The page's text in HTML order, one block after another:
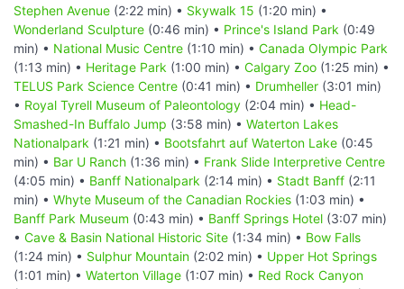
Stephen Avenue (2:22 min) • Skywalk 15 (1:20 min) •
Wonderland Sculpture (0:46 min) • Prince's Island Park (0:49
min) • National Music Centre (1:10 min) • Canada Olympic Park
(1:13 min) • Heritage Park (1:00 min) • Calgary Zoo (1:25 min) •
TELUS Park Science Centre (0:41 min) • Drumheller (3:01 min)
• Royal Tyrell Museum of Paleontology (2:04 min) • Head-
Smashed-In Buffalo Jump (3:58 min) • Waterton Lakes
Nationalpark (1:21 min) • Bootsfahrt auf Waterton Lake (0:45
min) • Bar U Ranch (1:36 min) • Frank Slide Interpretive Centre
(4:05 min) • Banff Nationalpark (2:14 min) • Stadt Banff (2:11
min) • Whyte Museum of the Canadian Rockies (1:03 min) •
Banff Park Museum (0:43 min) • Banff Springs Hotel (3:07 min)
• Cave & Basin National Historic Site (1:34 min) • Bow Falls
(1:24 min) • Sulphur Mountain (2:02 min) • Upper Hot Springs
(1:01 min) • Waterton Village (1:07 min) • Red Rock Canyon